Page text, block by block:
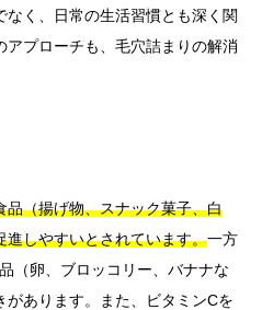
く、日常の生活習慣とも深く関
プローチも、毛穴詰まりの解消
（揚げ物、スナック菓子、白
進しやすいとされています。一方
（卵、ブロッコリー、バナナな
があります。また、ビタミンCを